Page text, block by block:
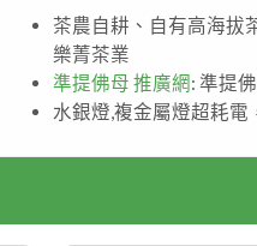
茶農自耕、自有高海拔
樂菁茶業
準提佛母 推廣網: 準提
水銀燈,複金屬燈超耗電